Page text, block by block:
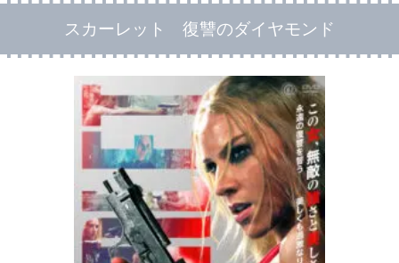
スカーレット 復讐のダイヤモンド